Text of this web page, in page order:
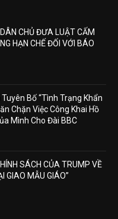
CHỦ ĐƯA LUẬT CẤM
HẠN CHẾ ĐỐI VỚI BÁO
Bố “Tình Trạng Khẩn
Chặn Việc Công Khai Hồ
Mình Cho Đài BBC
SÁCH CỦA TRUMP VỀ
GIAO MẪU GIÁO”